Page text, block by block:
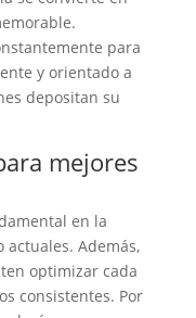
para
y orientado a
depositan su
mejores
en la
actuales. Además,
optimizar cada
consistentes. Por